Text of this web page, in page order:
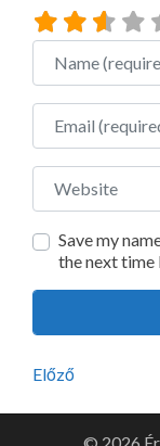
Name
Email
Website
Save my
the next time
Előző
© 2026